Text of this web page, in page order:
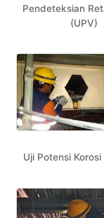
Pendeteksian
(UPV)
Uji Potensi Korosi